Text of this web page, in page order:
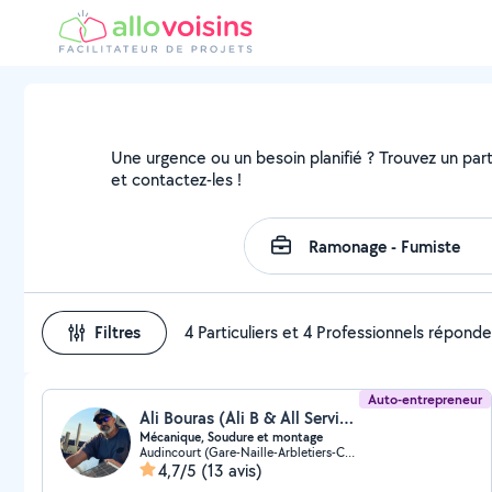
Une urgence ou un besoin planifié ? Trouvez un
et contactez-les !
Filtres 4 Particuliers et 4 Professionnels
Auto-entrepreneur
Ali Bouras (Ali B & All Services)
Mécanique, Soudure et montage
Audincourt (Gare-Naille-Arbletiers-Cantons)
4,7/5 (13 avis)